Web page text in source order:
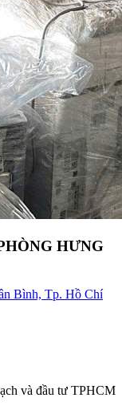
HƯNG
Bình, Tp. Hồ Chí
và đầu tư TPHCM